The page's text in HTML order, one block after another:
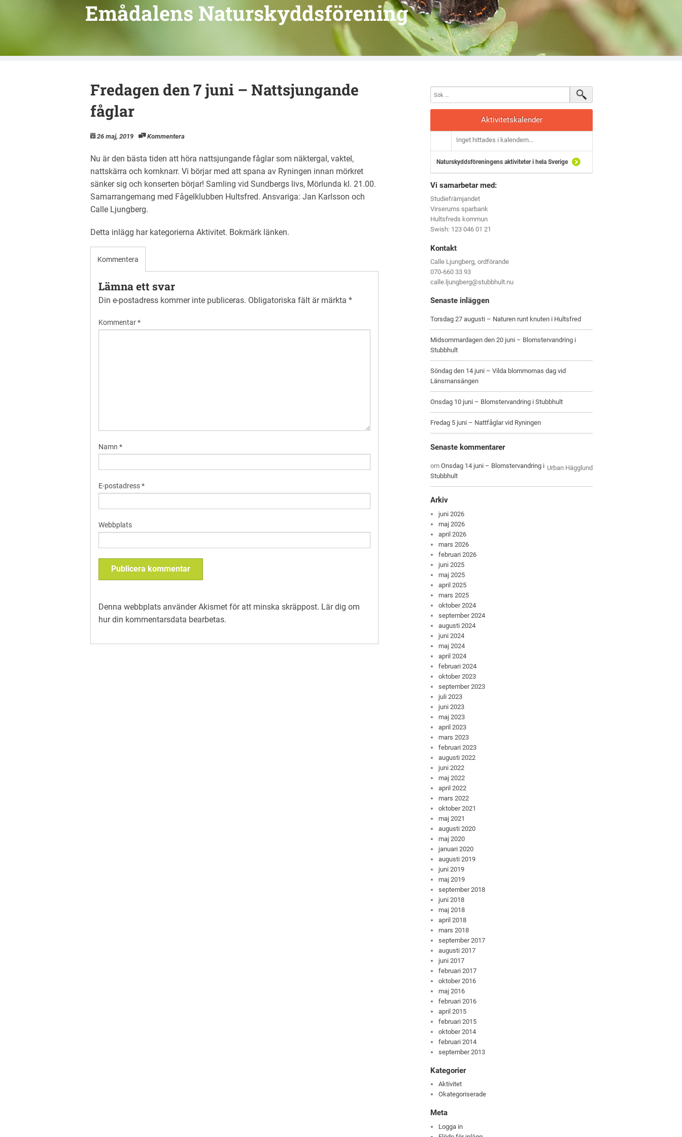
Emådalens Naturskyddsförening
Fredagen den 7 juni – Nattsjungande
fåglar
26 maj, 2019 Kommentera
Nu är den bästa tiden att höra nattsjungande fåglar som näktergal, vaktel,
nattskärra och kornknarr. Vi börjar med att spana av Ryningen innan mörkret
sänker sig och konserten börjar! Samling vid Sundbergs livs, Mörlunda kl. 21.00.
Samarrangemang med Fågelklubben Hultsfred. Ansvariga: Jan Karlsson och
Calle Ljungberg.
Detta inlägg har kategorierna Aktivitet. Bokmärk länken.
Kommentera
Lämna ett svar
Din e-postadress kommer inte publiceras. Obligatoriska fält är märkta *
Kommentar*
Namn *
E-postadress*
Webbplats
Denna webbplats använder Akismet för att minska skräppost. Lär dig om
hur din kommentarsdata bearbetas.
Aktivitetskalender
Inget hittades i kalendern...
Naturskyddsföreningens aktiviteter i hela Sverige
Vi samarbetar med:
Studiefrämjandet
Virserums sparbank
Hultsfreds kommun
Swish: 123 046 01 21
Kontakt
Calle Ljungberg, ordförande
070-660 33 93
calle.ljungberg@stubbhult.nu
Senaste inläggen
Torsdag 27 augusti – Naturen runt knuten i Hultsfred
Midsommardagen den 20 juni – Blomstervandring i
Stubbhult
Söndag den 14 juni – Vilda blommornas dag vid
Länsmansängen
Onsdag 10 juni – Blomstervandring i Stubbhult
Fredag 5 juni – Nattfåglar vid Ryningen
Senaste kommentarer
Urban Hägglund
omOnsdag 14 juni – Blomstervandring i
Stubbhult
Arkiv
juni 2026
maj 2026
april 2026
mars 2026
februari 2026
juni 2025
maj 2025
april 2025
mars 2025
oktober 2024
september 2024
augusti 2024
juni 2024
maj 2024
april 2024
februari 2024
oktober 2023
september 2023
juli 2023
juni 2023
maj 2023
april 2023
mars 2023
februari 2023
augusti 2022
juni 2022
maj 2022
april 2022
mars 2022
oktober 2021
maj 2021
augusti 2020
maj 2020
januari 2020
augusti 2019
juni 2019
maj 2019
september 2018
juni 2018
maj 2018
april 2018
mars 2018
september 2017
augusti 2017
juni 2017
februari 2017
oktober 2016
maj 2016
februari 2016
april 2015
februari 2015
oktober 2014
februari 2014
september 2013
Kategorier
Aktivitet
Okategoriserade
Meta
Logga in